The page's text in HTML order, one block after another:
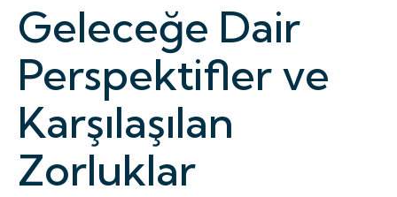
Geleceğe Dair
Perspektifler ve
Karşılaşılan
Zorluklar